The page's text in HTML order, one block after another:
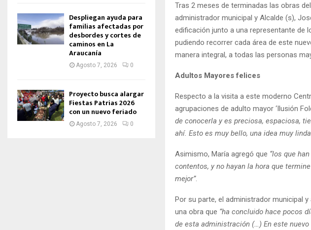
Tras 2 meses de terminadas las obras
administrador municipal y Alcalde (s),
edificación junto a una representante de
pudiendo recorrer cada área de este
manera integral, a todas las personas
Adultos Mayores felices
Respecto a la visita a este moderno
agrupaciones de adulto mayor ‘Ilusión
de conocerla y es preciosa, espaciosa,
ahí. Esto es muy bello, una idea muy
Asimismo, María agregó que “los que
contentos, y no hayan la hora que
mejor”.
Por su parte, el administrador municipal
una obra que “ha concluido hace pocos
de esta administración (…) En este
Despliegan ayuda para
familias afectadas por
desbordes y cortes de
caminos en La
Araucanía
Agosto 7, 2026 0
Proyecto busca alargar
Fiestas Patrias 2026
con un nuevo feriado
Agosto 7, 2026 0